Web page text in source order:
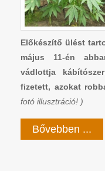
Előkészítő ülést
május 11-én
vádlottja
fizetett, azokat
fotó illusztráció! )
Bővebben ...